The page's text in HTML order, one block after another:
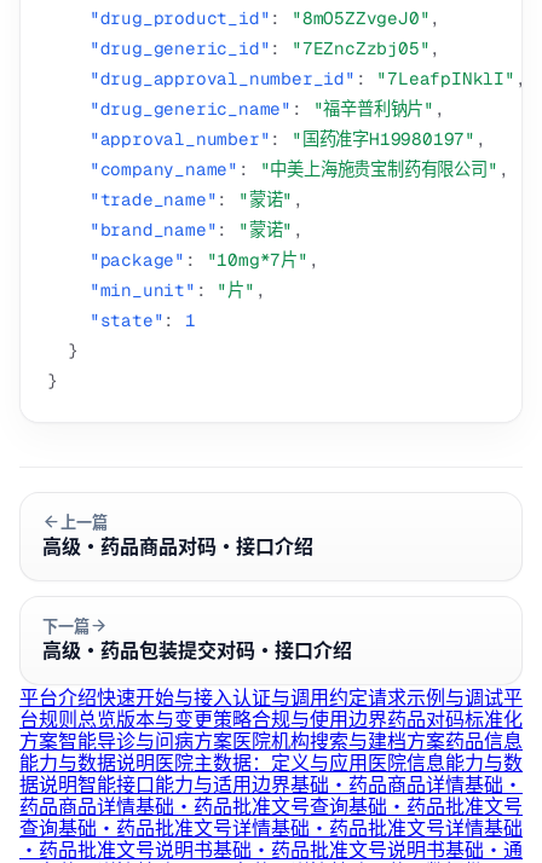
"drug_product_id" : "8mO5ZZvgeJ0" ,
"drug_generic_id" : "7EZncZzbj05" ,
"drug_approval_number_id" : "7LeafpINklI" ,
"drug_generic_name" : "福辛普利钠片" ,
"approval_number" : "国药准字H19980197" ,
"company_name" : "中美上海施贵宝制药有限公司" ,
"trade_name" : "蒙诺" ,
"brand_name" : "蒙诺" ,
"package" : "10mg*7片" ,
"min_unit" : "片" ,
"state" :
1
}
}
上一篇
高级·药品商品对码·接口介绍
下一篇
高级·药品包装提交对码·接口介绍
平台介绍快速开始与接入认证与调用约定请求示例与调试平
台规则总览版本与变更策略合规与使用边界药品对码标准化
方案智能导诊与问病方案医院机构搜索与建档方案药品信息
能力与数据说明医院主数据：定义与应用医院信息能力与数
据说明智能接口能力与适用边界基础·药品商品详情基础·
药品商品详情基础·药品批准文号查询基础·药品批准文号
查询基础·药品批准文号详情基础·药品批准文号详情基础
·药品批准文号说明书基础·药品批准文号说明书基础·通